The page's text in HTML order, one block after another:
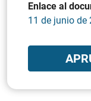
Enlace al
11 de junio de